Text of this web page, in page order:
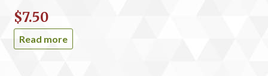
$7.50
Read more